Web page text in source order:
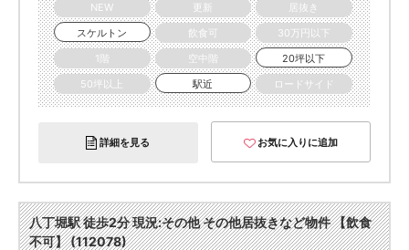
NEW
更新
居抜き
スケルトン
飲食可
30万円以下
1階
空中階
20坪以下
50坪以上
駅近 ロードサイド
詳細を見る お気に入りに追加
八丁堀駅 徒歩2分 現況:その他 その他居抜きなど物件 【飲食
不可】 (112078)